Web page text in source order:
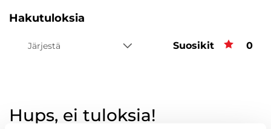
Hakutuloksia
Järjestä Suosikit 0
Hups, ei tuloksia!